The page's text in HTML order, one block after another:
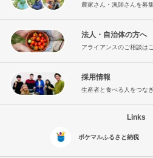
農家さん・漁師さんを募
法人・自治体の方へ
アライアンスのご相談は
採用情報
生産者と食べる人をつな
Links
ポケマルふるさと納税